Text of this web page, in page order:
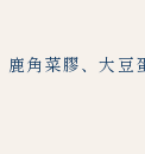
角菜膠、大豆